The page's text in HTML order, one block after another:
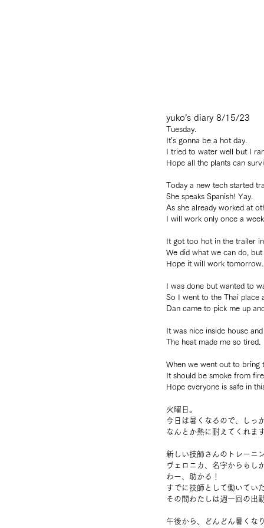
yuko’s diary 8/15/23
Tuesday.
It’s gonna be a hot day.
I tried to water well but I
Hope all the plants can
Today a new tech started
She speaks Spanish! Yay.
As she already worked at
I will work only once a week
It got too hot in the trailer
We did what we can do, but
Hope it will work tomorrow.
I was done but wanted to
So I went to the Thai place
Dan came to pick me up
It was nice inside house
The heat made me so tired.
When we went out to bring
It should be smoke from
Hope everyone is safe in
火曜日。
今日は暑くなるので、しっ
なんとか熱に耐えてくれま
新しい技師さんのトレーニ
ヴェロニカ、名字からもし
わー、助かる！
すでに技師として働いてい
その間わたしは週一回の出
午後から、どんどん暑くな